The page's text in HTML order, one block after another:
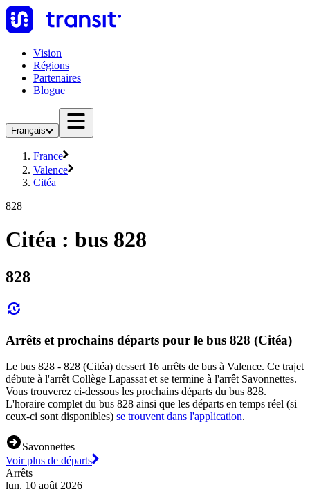
Vision
Régions
Partenaires
Blogue
Français
France
Valence
Citéa
828
Citéa : bus 828
828
Arrêts et prochains départs pour le bus 828 (Citéa)
Le bus 828 - 828 (Citéa) dessert 16 arrêts de bus à Valence. Ce trajet
débute à l'arrêt Collège Lapassat et se termine à l'arrêt Savonnettes.
Vous trouverez ci-dessous les prochains départs du bus 828.
L'horaire complet du bus 828 ainsi que les départs en temps réel (si
ceux-ci sont disponibles) se trouvent dans l'application.
Savonnettes
Voir plus de départs
Arrêts
lun. 10 août 2026